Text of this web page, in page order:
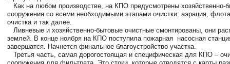
Как на любом производстве, на КПО предусмотрены хозяйственно-
сооружения со всеми необходимыми этапами очистки: аэрация,
очистка и так далее.
Ливневые и хозяйственно-бытовые очистные смонтированы, они
землей. В конце ноября на КПО поступила пожарная насосная
завершатся. Начнется финальное благоустройство участка.
Третья часть, самая дорогостоящая и специфическая для КПО –